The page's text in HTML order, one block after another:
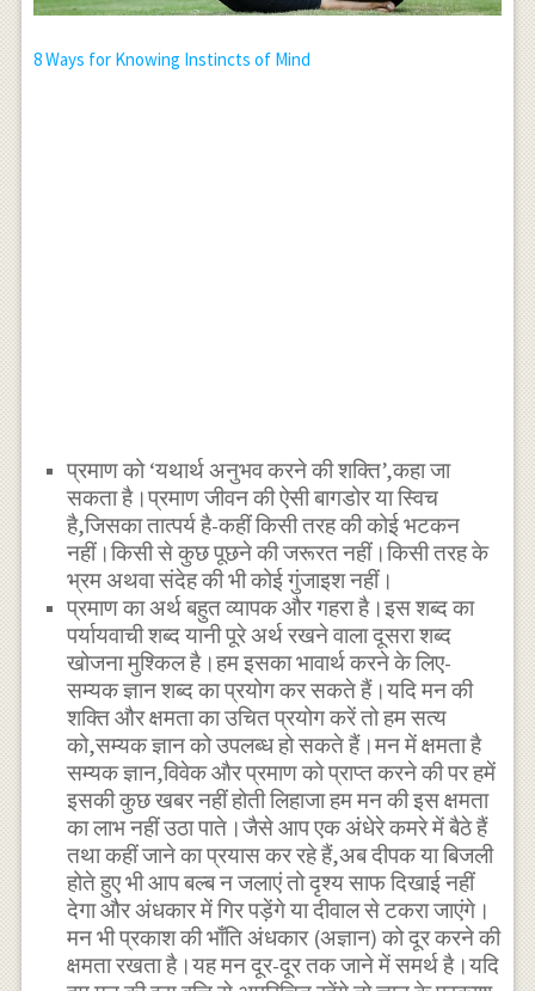
8 Ways for Knowing Instincts of Mind
प्रमाण को ‘यथार्थ अनुभव करने की शक्ति’,कहा जा
सकता है।प्रमाण जीवन की ऐसी बागडोर या स्विच
है,जिसका तात्पर्य है-कहीं किसी तरह की कोई भटकन
नहीं।किसी से कुछ पूछने की जरूरत नहीं।किसी तरह के
भ्रम अथवा संदेह की भी कोई गुंजाइश नहीं।
प्रमाण का अर्थ बहुत व्यापक और गहरा है।इस शब्द का
पर्यायवाची शब्द यानी पूरे अर्थ रखने वाला दूसरा शब्द
खोजना मुश्किल है।हम इसका भावार्थ करने के लिए-
सम्यक ज्ञान शब्द का प्रयोग कर सकते हैं।यदि मन की
शक्ति और क्षमता का उचित प्रयोग करें तो हम सत्य
को,सम्यक ज्ञान को उपलब्ध हो सकते हैं।मन में क्षमता है
सम्यक ज्ञान,विवेक और प्रमाण को प्राप्त करने की पर हमें
इसकी कुछ खबर नहीं होती लिहाजा हम मन की इस क्षमता
का लाभ नहीं उठा पाते।जैसे आप एक अंधेरे कमरे में बैठे हैं
तथा कहीं जाने का प्रयास कर रहे हैं,अब दीपक या बिजली
होते हुए भी आप बल्ब न जलाएं तो दृश्य साफ दिखाई नहीं
देगा और अंधकार में गिर पड़ेंगे या दीवाल से टकरा जाएंगे।
मन भी प्रकाश की भाँति अंधकार (अज्ञान) को दूर करने की
क्षमता रखता है।यह मन दूर-दूर तक जाने में समर्थ है।यदि